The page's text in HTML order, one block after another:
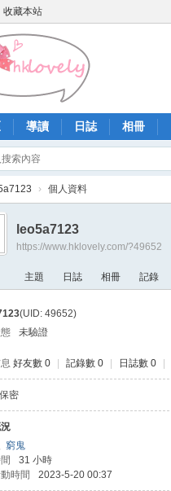
收藏本站
導讀 日誌 相冊
› 個人資料
leo5a7123
https://www.hklovely.com/?49652
主題 日誌 相冊 記錄
(UID: 49652)
未驗證
好友數 0 記錄數 0 日誌數 0
保密
窮鬼
31 小時
時間
2023-5-20 00:37